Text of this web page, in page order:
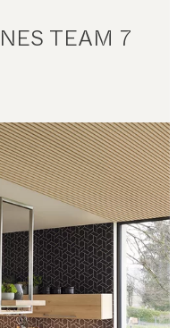
TEAM 7